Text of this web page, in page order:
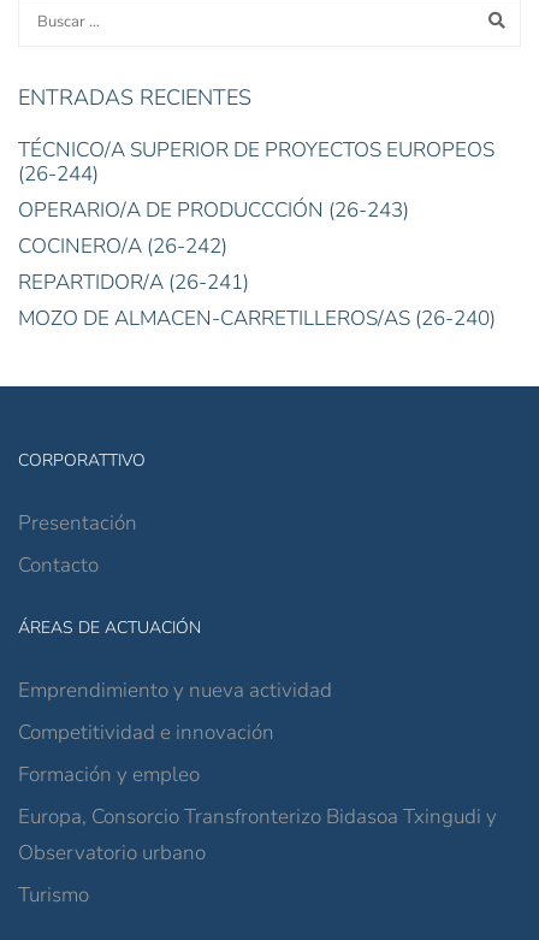
ENTRADAS RECIENTES
TÉCNICO/A SUPERIOR DE PROYECTOS EUROPEOS
(26-244)
OPERARIO/A DE PRODUCCCIÓN (26-243)
COCINERO/A (26-242)
REPARTIDOR/A (26-241)
MOZO DE ALMACEN-CARRETILLEROS/AS (26-240)
CORPORATTIVO
Presentación
Contacto
ÁREAS DE ACTUACIÓN
Emprendimiento y nueva actividad
Competitividad e innovación
Formación y empleo
Europa, Consorcio Transfronterizo Bidasoa Txingudi y
Observatorio urbano
Turismo